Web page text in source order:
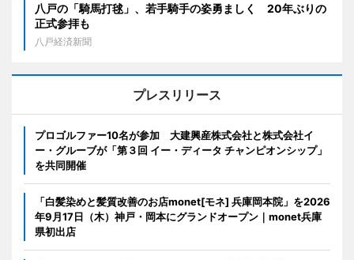
八戸の「騎馬打毬」、若手騎手の姿勇ましく 20年ぶりの
正式参拝も
八戸経済新聞
プレスリリース
プロゴルファー10名が参加 大建興産株式会社と株式会社イ
ー・グルーブが「第３回 イー・ディータ チャンピオンシップ」
を共同開催
「白髪染めと髪質改善のお店monet[モネ] 兵庫岡本院」を2026
年9月17日（木）神戸・岡本にグランドオープン｜monet兵庫
県初出店